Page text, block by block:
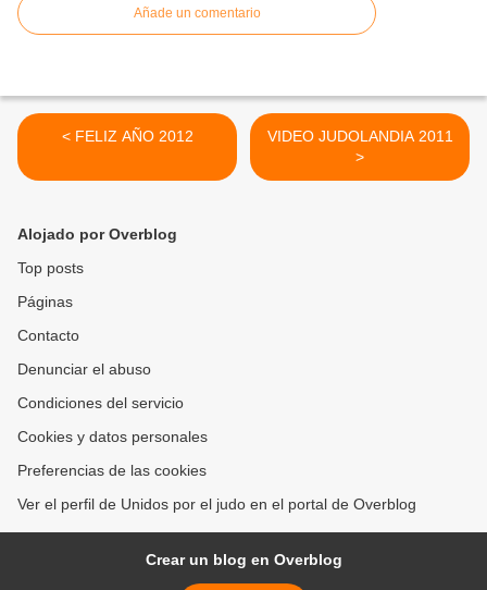
Añade un comentario
< FELIZ AÑO 2012
VIDEO JUDOLANDIA 2011
>
Alojado por Overblog
Top posts
Páginas
Contacto
Denunciar el abuso
Condiciones del servicio
Cookies y datos personales
Preferencias de las cookies
Ver el perfil de Unidos por el judo en el portal de Overblog
Crear un blog en Overblog